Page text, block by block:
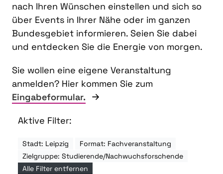
nach Ihren Wünschen einstellen und sich so
über Events in Ihrer Nähe oder im ganzen
Bundesgebiet informieren. Seien Sie dabei
und entdecken Sie die Energie von morgen.
Sie wollen eine eigene Veranstaltung
anmelden? Hier kommen Sie zum
Eingabeformular.
Aktive Filter:
Stadt: Leipzig
Format: Fachveranstaltung
Zielgruppe: Studierende/Nachwuchsforschende
Alle Filter entfernen